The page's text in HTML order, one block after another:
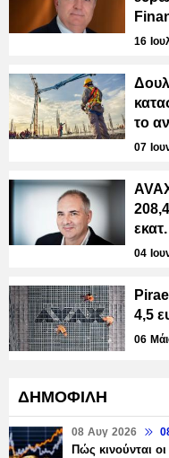
16
το
07
εκατ.
04
4,5
06
ΔΗΜΟΦΙΛΗ
08 Αυγ 2026
Πώς κινούνται